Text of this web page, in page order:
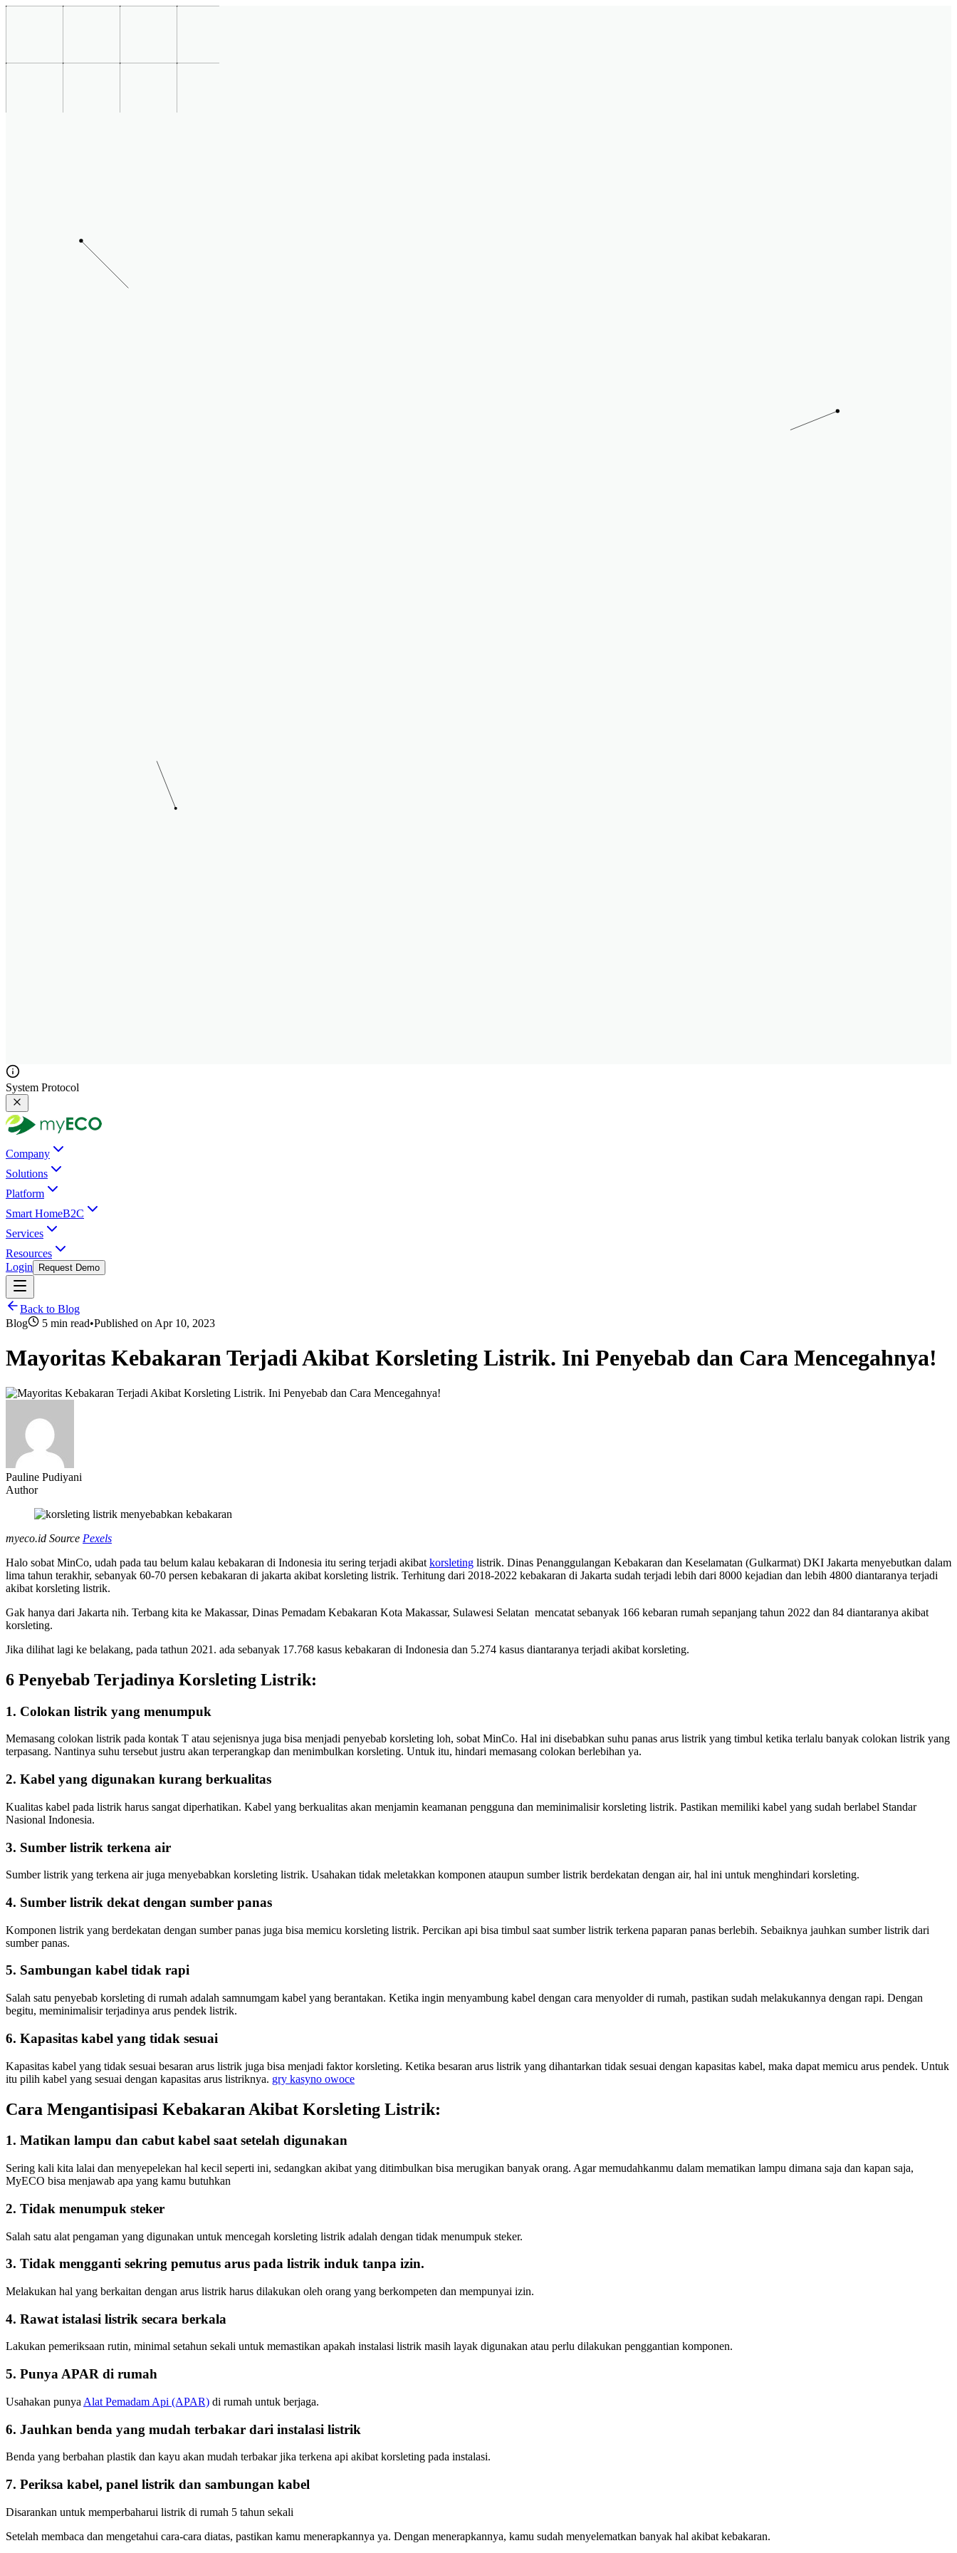
System Protocol
Company
Solutions
Platform
Smart HomeB2C
Services
Resources
Login
Request Demo
Back to Blog
Blog
5 min read•Published on Apr 10, 2023
Mayoritas Kebakaran Terjadi Akibat Korsleting Listrik. Ini Penyebab dan Cara Mencegahnya!
Pauline Pudiyani
Author
myeco.id Source Pexels
Halo sobat MinCo, udah pada tau belum kalau kebakaran di Indonesia itu sering terjadi akibat korsleting listrik. Dinas Penanggulangan Kebakaran dan Keselamatan (Gulkarmat) DKI Jakarta menyebutkan dalam
lima tahun terakhir, sebanyak 60-70 persen kebakaran di jakarta akibat korsleting listrik. Terhitung dari 2018-2022 kebakaran di Jakarta sudah terjadi lebih dari 8000 kejadian dan lebih 4800 diantaranya terjadi
akibat korsleting listrik.
Gak hanya dari Jakarta nih. Terbang kita ke Makassar, Dinas Pemadam Kebakaran Kota Makassar, Sulawesi Selatan mencatat sebanyak 166 kebaran rumah sepanjang tahun 2022 dan 84 diantaranya akibat
korsleting.
Jika dilihat lagi ke belakang, pada tathun 2021. ada sebanyak 17.768 kasus kebakaran di Indonesia dan 5.274 kasus diantaranya terjadi akibat korsleting.
6 Penyebab Terjadinya Korsleting Listrik:
1. Colokan listrik yang menumpuk
Memasang colokan listrik pada kontak T atau sejenisnya juga bisa menjadi penyebab korsleting loh, sobat MinCo. Hal ini disebabkan suhu panas arus listrik yang timbul ketika terlalu banyak colokan listrik yang
terpasang. Nantinya suhu tersebut justru akan terperangkap dan menimbulkan korsleting. Untuk itu, hindari memasang colokan berlebihan ya.
2. Kabel yang digunakan kurang berkualitas
Kualitas kabel pada listrik harus sangat diperhatikan. Kabel yang berkualitas akan menjamin keamanan pengguna dan meminimalisir korsleting listrik. Pastikan memiliki kabel yang sudah berlabel Standar
Nasional Indonesia.
3. Sumber listrik terkena air
Sumber listrik yang terkena air juga menyebabkan korsleting listrik. Usahakan tidak meletakkan komponen ataupun sumber listrik berdekatan dengan air, hal ini untuk menghindari korsleting.
4. Sumber listrik dekat dengan sumber panas
Komponen listrik yang berdekatan dengan sumber panas juga bisa memicu korsleting listrik. Percikan api bisa timbul saat sumber listrik terkena paparan panas berlebih. Sebaiknya jauhkan sumber listrik dari
sumber panas.
5. Sambungan kabel tidak rapi
Salah satu penyebab korsleting di rumah adalah samnumgam kabel yang berantakan. Ketika ingin menyambung kabel dengan cara menyolder di rumah, pastikan sudah melakukannya dengan rapi. Dengan
begitu, meminimalisir terjadinya arus pendek listrik.
6. Kapasitas kabel yang tidak sesuai
Kapasitas kabel yang tidak sesuai besaran arus listrik juga bisa menjadi faktor korsleting. Ketika besaran arus listrik yang dihantarkan tidak sesuai dengan kapasitas kabel, maka dapat memicu arus pendek. Untuk
itu pilih kabel yang sesuai dengan kapasitas arus listriknya. gry kasyno owoce
Cara Mengantisipasi Kebakaran Akibat Korsleting Listrik:
1. Matikan lampu dan cabut kabel saat setelah digunakan
Sering kali kita lalai dan menyepelekan hal kecil seperti ini, sedangkan akibat yang ditimbulkan bisa merugikan banyak orang. Agar memudahkanmu dalam mematikan lampu dimana saja dan kapan saja,
MyECO bisa menjawab apa yang kamu butuhkan
2. Tidak menumpuk steker
Salah satu alat pengaman yang digunakan untuk mencegah korsleting listrik adalah dengan tidak menumpuk steker.
3. Tidak mengganti sekring pemutus arus pada listrik induk tanpa izin.
Melakukan hal yang berkaitan dengan arus listrik harus dilakukan oleh orang yang berkompeten dan mempunyai izin.
4. Rawat istalasi listrik secara berkala
Lakukan pemeriksaan rutin, minimal setahun sekali untuk memastikan apakah instalasi listrik masih layak digunakan atau perlu dilakukan penggantian komponen.
5. Punya APAR di rumah
Usahakan punya Alat Pemadam Api (APAR) di rumah untuk berjaga.
6. Jauhkan benda yang mudah terbakar dari instalasi listrik
Benda yang berbahan plastik dan kayu akan mudah terbakar jika terkena api akibat korsleting pada instalasi.
7. Periksa kabel, panel listrik dan sambungan kabel
Disarankan untuk memperbaharui listrik di rumah 5 tahun sekali
Setelah membaca dan mengetahui cara-cara diatas, pastikan kamu menerapkannya ya. Dengan menerapkannya, kamu sudah menyelematkan banyak hal akibat kebakaran.